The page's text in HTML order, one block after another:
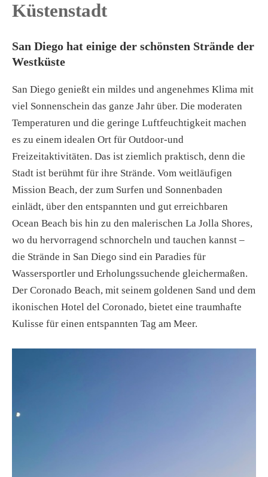
Küstenstadt
San Diego hat einige der schönsten Strände der
Westküste
San Diego genießt ein mildes und angenehmes Klima mit
viel Sonnenschein das ganze Jahr über. Die moderaten
Temperaturen und die geringe Luftfeuchtigkeit machen
es zu einem idealen Ort für Outdoor-und
Freizeitaktivitäten. Das ist ziemlich praktisch, denn die
Stadt ist berühmt für ihre Strände. Vom weitläufigen
Mission Beach, der zum Surfen und Sonnenbaden
einlädt, über den entspannten und gut erreichbaren
Ocean Beach bis hin zu den malerischen La Jolla Shores,
wo du hervorragend schnorcheln und tauchen kannst –
die Strände in San Diego sind ein Paradies für
Wassersportler und Erholungssuchende gleichermaßen.
Der Coronado Beach, mit seinem goldenen Sand und dem
ikonischen Hotel del Coronado, bietet eine traumhafte
Kulisse für einen entspannten Tag am Meer.